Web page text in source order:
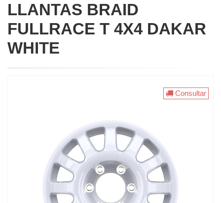
LLANTAS BRAID
FULLRACE T 4X4 DAKAR
WHITE
Consultar